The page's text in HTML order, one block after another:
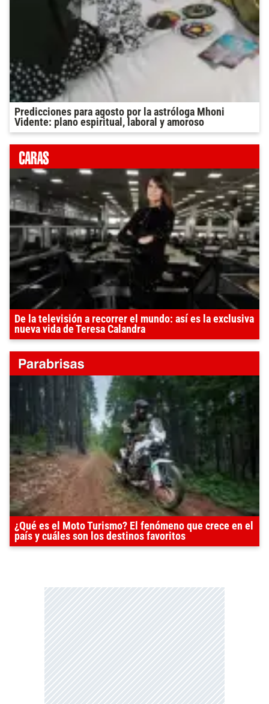
Predicciones para agosto por la astróloga Mhoni
Vidente: plano espiritual, laboral y amoroso
De la televisión a recorrer el mundo: así es la exclusiva
nueva vida de Teresa Calandra
¿Qué es el Moto Turismo? El fenómeno que crece en el
país y cuáles son los destinos favoritos